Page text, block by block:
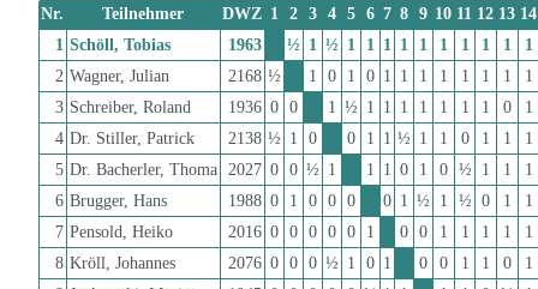
Nr. Teilnehmer DWZ 1 2 3 4 5 6 7 8 9 10 11 12 13 14
1 Schöll, Tobias 1963 ½ 1 ½ 1 1 1 1 1 1 1 1 1
1
2 Wagner, Julian 2168 ½ 1 0 1 0 1 1 1 1 1 1 1
1
3 Schreiber, Roland 1936 0 0 1 ½ 1 1 1 1 1 1 1 0
1
4 Dr. Stiller, Patrick 2138 ½ 1 0 0 1 1 ½ 1 1 0 1 1
1
5 Dr. Bacherler, Thoma 2027 0 0 ½ 1 1 1 0 1 0 ½ 1 1
1
6 Brugger, Hans 1988 0 1 0 0 0 0 1 ½ 1 ½ 0 1
1
7 Pensold, Heiko 2016 0 0 0 0 0 1 0 0 1 1 1 1
1
8 Kröll, Johannes 2076 0 0 0 ½ 1 0 1 0 0 1 1 0
1